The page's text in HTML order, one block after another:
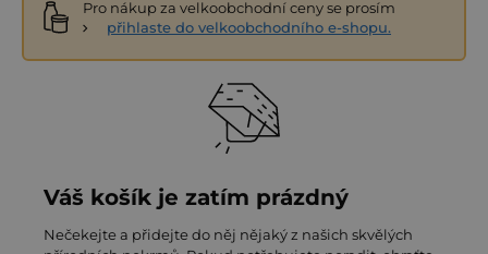
Pro nákup za velkoobchodní ceny se prosím
přihlaste do velkoobchodního e-shopu.
Váš košík je zatím prázdný
Nečekejte a přidejte do něj nějaký z našich skvělých